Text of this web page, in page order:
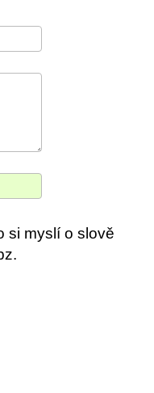
si myslí o slově